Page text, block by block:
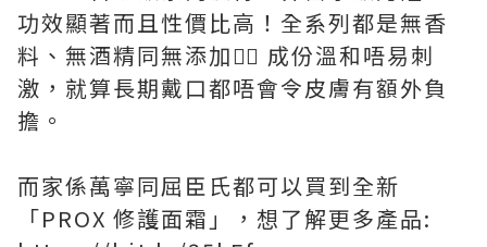
功效顯著而且性價比高！全系列都是無香
料、無酒精同無添加👍🏼 成份溫和唔易刺
激，就算長期戴口都唔會令皮膚有額外負
擔。
而家係萬寧同屈臣氏都可以買到全新
「PROX 修護面霜」，想了解更多產品: